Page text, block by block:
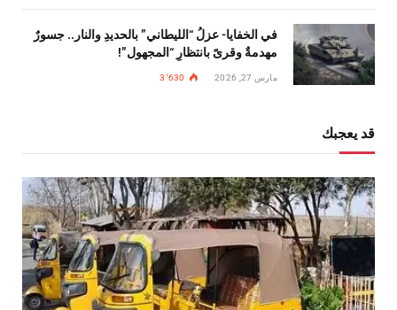
في الخفايا- عزلُ “الليطاني” بالحديدِ والنار.. جسورٌ
مهدمةٌ وقرىً بانتظارِ “المجهول”!
مارس 27, 2026 3٬630
قد يعجبك